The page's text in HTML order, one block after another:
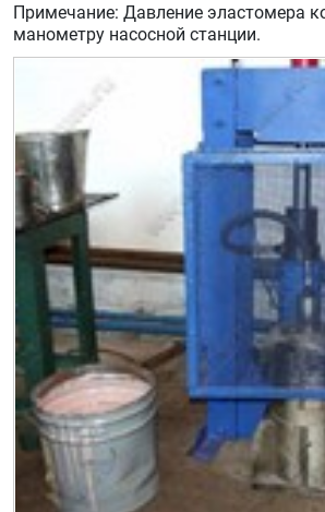
Примечание: Давление эластомера
манометру насосной станции.